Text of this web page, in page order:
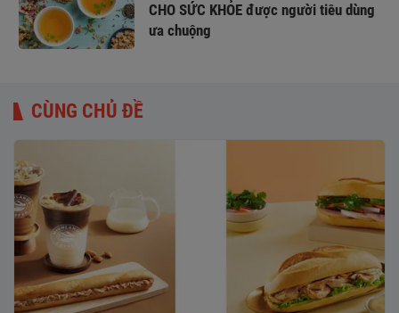
CHO SỨC KHỎE được người tiêu dùng
ưa chuộng
CÙNG CHỦ ĐỀ